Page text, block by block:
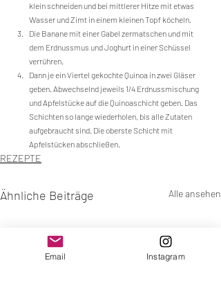
klein schneiden und bei mittlerer Hitze mit etwas
Wasser und Zimt in einem kleinen Topf köcheln.
Die Banane mit einer Gabel zermatschen und mit
dem Erdnussmus und Joghurt in einer Schüssel
verrühren.
Dann je ein Viertel gekochte Quinoa in zwei Gläser
geben. Abwechselnd jeweils 1/4 Erdnussmischung
und Apfelstücke auf die Quinoaschicht geben. Das
Schichten so lange wiederholen, bis alle Zutaten
aufgebraucht sind. Die oberste Schicht mit
Apfelstücken abschließen.
REZEPTE
Ähnliche Beiträge Alle ansehen
Email Instagram